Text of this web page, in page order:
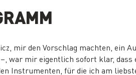
mir den Vorschlag machten, ein
war mir eigentlich sofort klar, dass
Instrumenten, für die ich am